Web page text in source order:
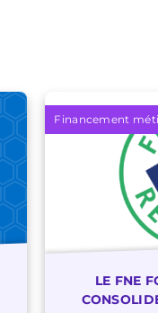
Financement
LE FNE